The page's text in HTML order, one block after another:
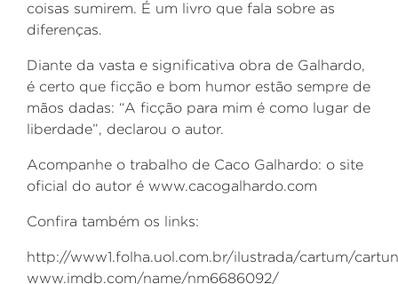
coisas sumirem. É um livro que fala sobre as
diferenças.
Diante da vasta e significativa obra de Galhardo,
é certo que ficção e bom humor estão sempre de
mãos dadas: “A ficção para mim é como lugar de
liberdade”, declarou o autor.
Acompanhe o trabalho de Caco Galhardo: o site
oficial do autor é www.cacogalhardo.com
Confira também os links:
http://www1.folha.uol.com.br/ilustrada/cartum/
www.imdb.com/name/nm6686092/